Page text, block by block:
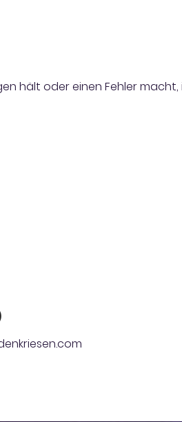
hält oder einen Fehler macht,